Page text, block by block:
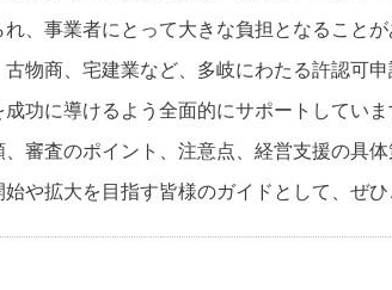
、事業者にとって大きな負担となること
物商、宅建業など、多岐にわたる許認可
功に導けるよう全面的にサポートしてい
審査のポイント、注意点、経営支援の具
や拡大を目指す皆様のガイドとして、ぜひ